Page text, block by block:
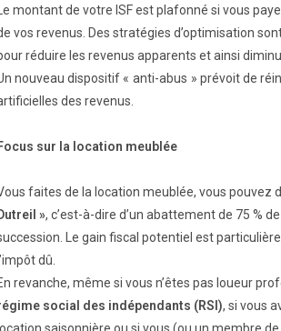
Le montant de votre ISF est plafonné si vous
vos revenus. Des stratégies d’optimisation
réduire les revenus apparents et ainsi
nouveau dispositif « anti-abus » prévoit de
des revenus.
sur la location meublée
faites de la location meublée, vous pouvez
», c’est-à-dire d’un abattement de 75 %
Le gain fiscal potentiel est
l’impôt dû.
revanche, même si vous n’êtes pas loueur
social des indépendants (RSI), si vous